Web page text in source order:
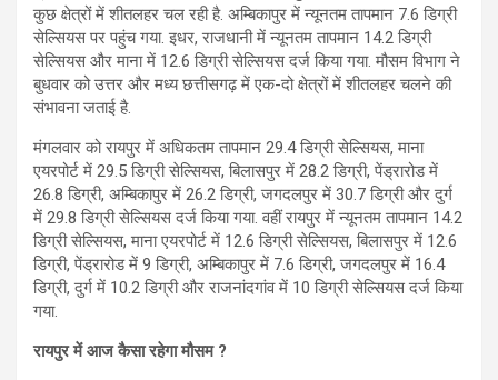
कुछ क्षेत्रों में शीतलहर चल रही है. अम्बिकापुर में न्यूनतम तापमान 7.6 डिग्री
सेल्सियस पर पहुंच गया. इधर, राजधानी में न्यूनतम तापमान 14.2 डिग्री
सेल्सियस और माना में 12.6 डिग्री सेल्सियस दर्ज किया गया. मौसम विभाग ने
बुधवार को उत्तर और मध्य छत्तीसगढ़ में एक-दो क्षेत्रों में शीतलहर चलने की
संभावना जताई है.
मंगलवार को रायपुर में अधिकतम तापमान 29.4 डिग्री सेल्सियस, माना
एयरपोर्ट में 29.5 डिग्री सेल्सियस, बिलासपुर में 28.2 डिग्री, पेंड्रारोड में
26.8 डिग्री, अम्बिकापुर में 26.2 डिग्री, जगदलपुर में 30.7 डिग्री और दुर्ग
में 29.8 डिग्री सेल्सियस दर्ज किया गया. वहीं रायपुर में न्यूनतम तापमान 14.2
डिग्री सेल्सियस, माना एयरपोर्ट में 12.6 डिग्री सेल्सियस, बिलासपुर में 12.6
डिग्री, पेंड्रारोड में 9 डिग्री, अम्बिकापुर में 7.6 डिग्री, जगदलपुर में 16.4
डिग्री, दुर्ग में 10.2 डिग्री और राजनांदगांव में 10 डिग्री सेल्सियस दर्ज किया
गया.
रायपुर में आज कैसा रहेगा मौसम ?